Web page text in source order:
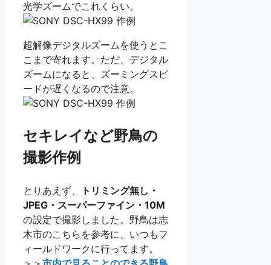
光学ズームでこれくらい。
超解像デジタルズームを使うとこ
こまで寄れます。ただ、デジタル
ズームになると、ズーミングスピ
ードが遅くなるので注意。
セキレイなど野鳥の
撮影作例
とりあえず、
トリミング無し・
JPEG・スーパーファイン・10M
の設定で撮影しました。野鳥は志
木市のこちらを参考に、いつもフ
ィールドワークに行ってます。